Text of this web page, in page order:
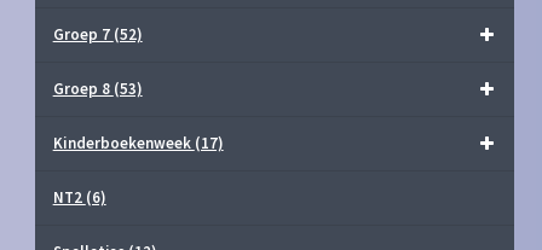
Groep 7 (52)
Groep 8 (53)
Kinderboekenweek (17)
NT2 (6)